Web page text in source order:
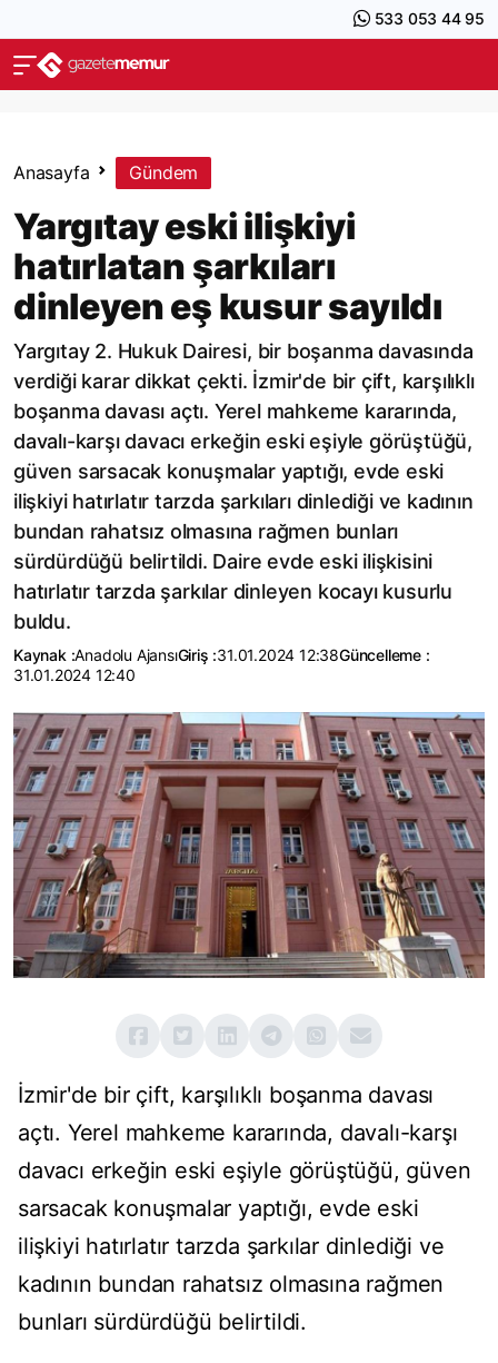
533 053 44 95
Anasayfa Gündem
Yargıtay eski ilişkiyi
hatırlatan şarkıları
dinleyen eş kusur sayıldı
Yargıtay 2. Hukuk Dairesi, bir boşanma davasında
verdiği karar dikkat çekti. İzmir'de bir çift, karşılıklı
boşanma davası açtı. Yerel mahkeme kararında,
davalı-karşı davacı erkeğin eski eşiyle görüştüğü,
güven sarsacak konuşmalar yaptığı, evde eski
ilişkiyi hatırlatır tarzda şarkıları dinlediği ve kadının
bundan rahatsız olmasına rağmen bunları
sürdürdüğü belirtildi. Daire evde eski ilişkisini
hatırlatır tarzda şarkılar dinleyen kocayı kusurlu
buldu.
Kaynak :Anadolu AjansıGiriş :31.01.2024 12:38Güncelleme :
31.01.2024 12:40
İzmir'de bir çift, karşılıklı boşanma davası
açtı. Yerel mahkeme kararında, davalı-karşı
davacı erkeğin eski eşiyle görüştüğü, güven
sarsacak konuşmalar yaptığı, evde eski
ilişkiyi hatırlatır tarzda şarkılar dinlediği ve
kadının bundan rahatsız olmasına rağmen
bunları sürdürdüğü belirtildi.